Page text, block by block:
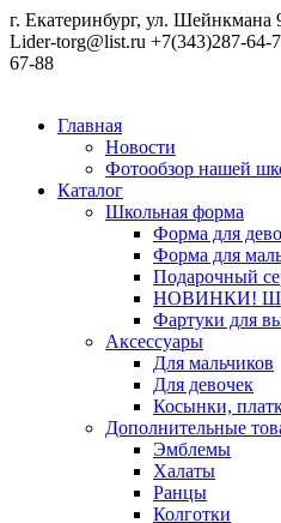
г. Екатеринбург, ул. Шейнкмана
Lider-torg@list.ru +7(343)287-64-
67-88
Главная
Новости
Фотообзор нашей
Каталог
Школьная форма
Форма для
Форма для
Подарочный
НОВИНКИ!
Фартуки для
Аксессуары
Для мальчиков
Для девочек
Косынки,
Дополнительные
Эмблемы
Халаты
Ранцы
Колготки